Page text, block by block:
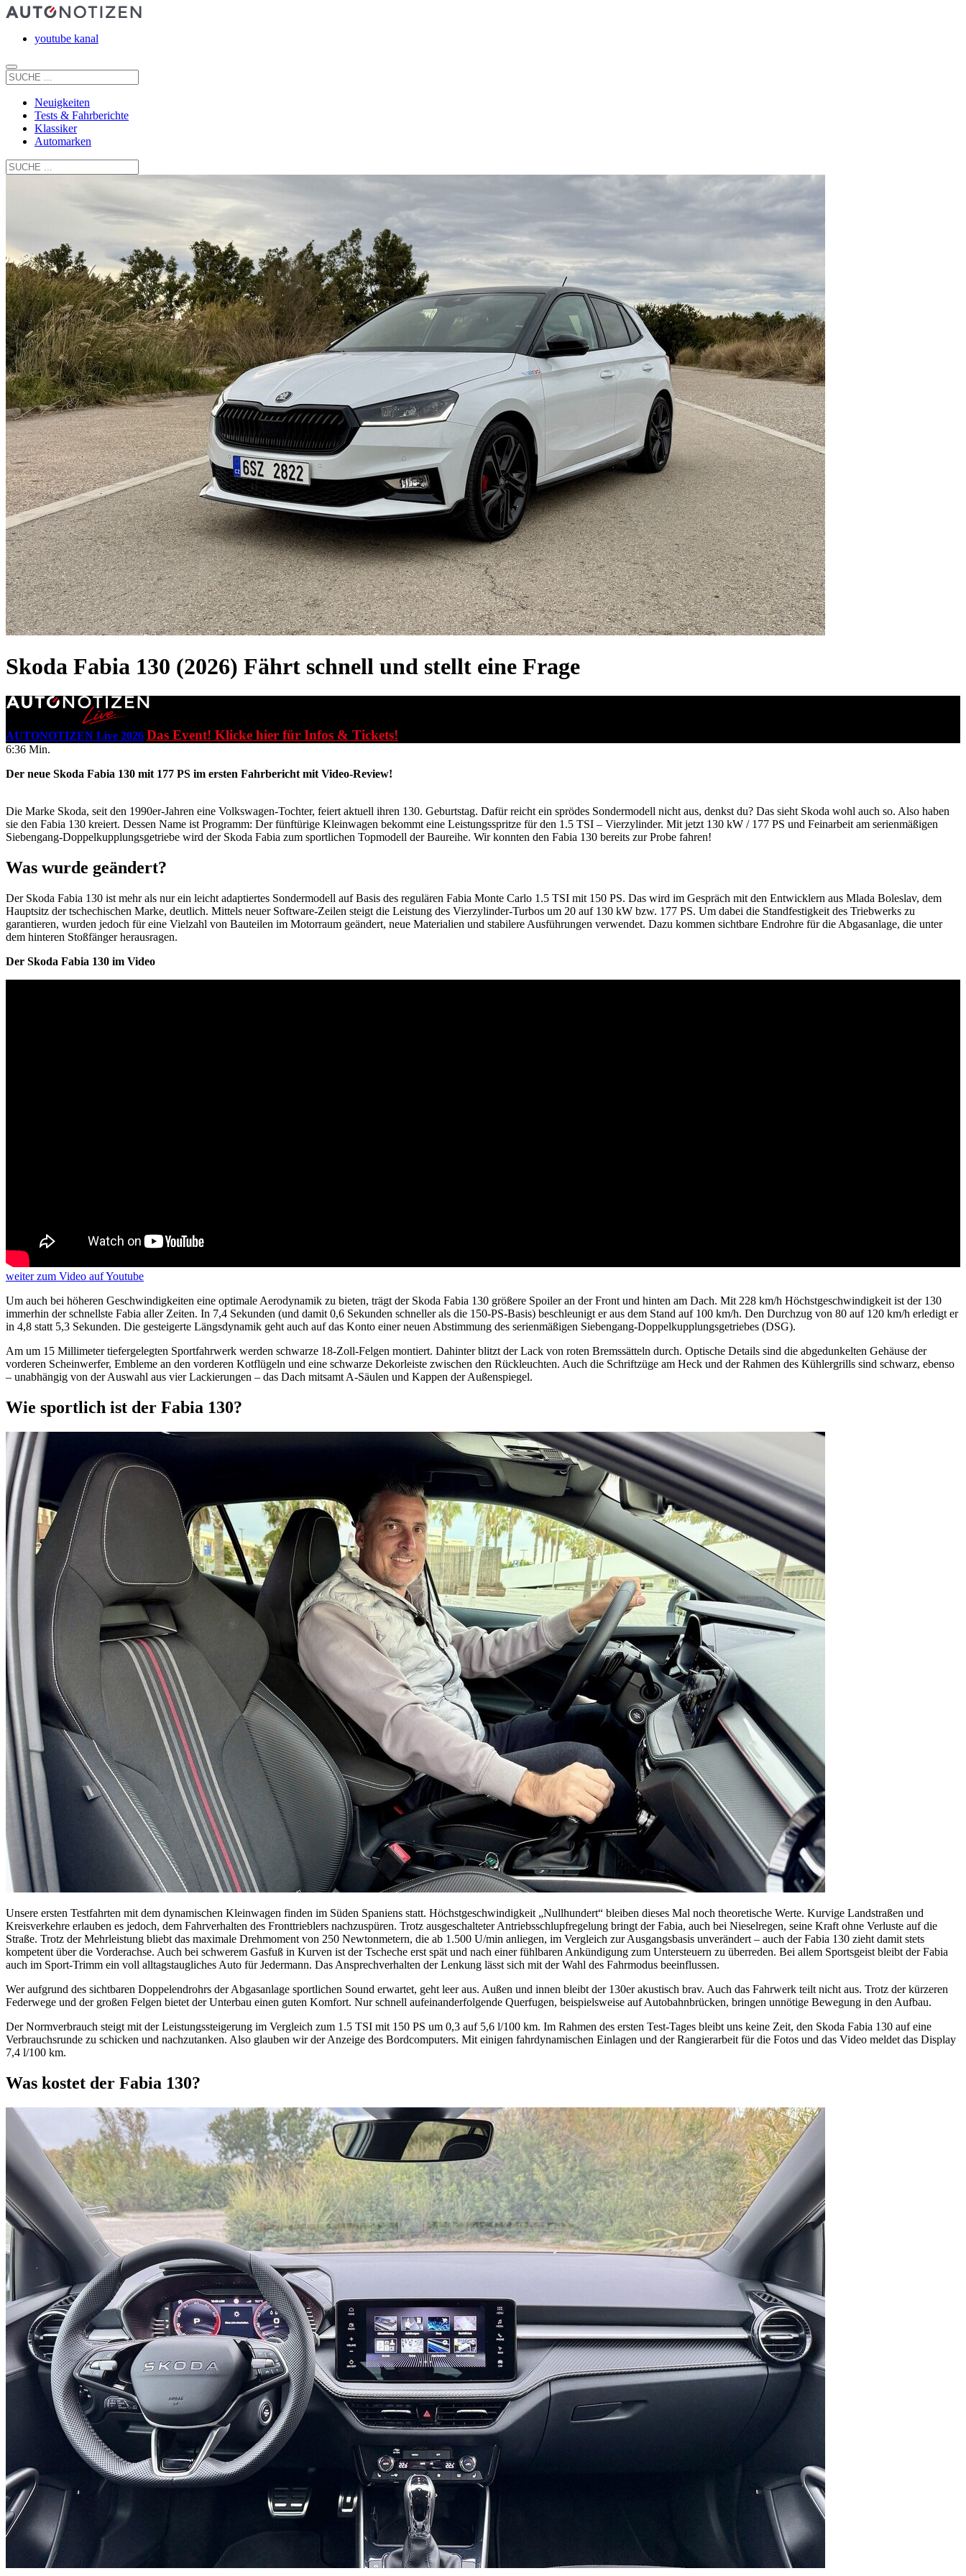
youtube kanal
Neuigkeiten
Tests & Fahrberichte
Klassiker
Automarken
Skoda Fabia 130 (2026) Fährt schnell und stellt eine Frage
AUTONOTIZEN Live 2026 Das Event! Klicke hier für Infos & Tickets!
6:36 Min.
Der neue Skoda Fabia 130 mit 177 PS im ersten Fahrbericht mit Video-Review!
Die Marke Skoda, seit den 1990er-Jahren eine Volkswagen-Tochter, feiert aktuell ihren 130. Geburtstag. Dafür reicht ein sprödes Sondermodell nicht aus, denkst du? Das sieht Skoda wohl auch so. Also haben
sie den Fabia 130 kreiert. Dessen Name ist Programm: Der fünftürige Kleinwagen bekommt eine Leistungsspritze für den 1.5 TSI – Vierzylinder. Mit jetzt 130 kW / 177 PS und Feinarbeit am serienmäßigen
Siebengang-Doppelkupplungsgetriebe wird der Skoda Fabia zum sportlichen Topmodell der Baureihe. Wir konnten den Fabia 130 bereits zur Probe fahren!
Was wurde geändert?
Der Skoda Fabia 130 ist mehr als nur ein leicht adaptiertes Sondermodell auf Basis des regulären Fabia Monte Carlo 1.5 TSI mit 150 PS. Das wird im Gespräch mit den Entwicklern aus Mlada Boleslav, dem
Hauptsitz der tschechischen Marke, deutlich. Mittels neuer Software-Zeilen steigt die Leistung des Vierzylinder-Turbos um 20 auf 130 kW bzw. 177 PS. Um dabei die Standfestigkeit des Triebwerks zu
garantieren, wurden jedoch für eine Vielzahl von Bauteilen im Motorraum geändert, neue Materialien und stabilere Ausführungen verwendet. Dazu kommen sichtbare Endrohre für die Abgasanlage, die unter
dem hinteren Stoßfänger herausragen.
Der Skoda Fabia 130 im Video
weiterzum Video auf Youtube
Um auch bei höheren Geschwindigkeiten eine optimale Aerodynamik zu bieten, trägt der Skoda Fabia 130 größere Spoiler an der Front und hinten am Dach. Mit 228 km/h Höchstgeschwindigkeit ist der 130
immerhin der schnellste Fabia aller Zeiten. In 7,4 Sekunden (und damit 0,6 Sekunden schneller als die 150-PS-Basis) beschleunigt er aus dem Stand auf 100 km/h. Den Durchzug von 80 auf 120 km/h erledigt er
in 4,8 statt 5,3 Sekunden. Die gesteigerte Längsdynamik geht auch auf das Konto einer neuen Abstimmung des serienmäßigen Siebengang-Doppelkupplungsgetriebes (DSG).
Am um 15 Millimeter tiefergelegten Sportfahrwerk werden schwarze 18-Zoll-Felgen montiert. Dahinter blitzt der Lack von roten Bremssätteln durch. Optische Details sind die abgedunkelten Gehäuse der
vorderen Scheinwerfer, Embleme an den vorderen Kotflügeln und eine schwarze Dekorleiste zwischen den Rückleuchten. Auch die Schriftzüge am Heck und der Rahmen des Kühlergrills sind schwarz, ebenso
– unabhängig von der Auswahl aus vier Lackierungen – das Dach mitsamt A-Säulen und Kappen der Außenspiegel.
Wie sportlich ist der Fabia 130?
Unsere ersten Testfahrten mit dem dynamischen Kleinwagen finden im Süden Spaniens statt. Höchstgeschwindigkeit „Nullhundert“ bleiben dieses Mal noch theoretische Werte. Kurvige Landstraßen und
Kreisverkehre erlauben es jedoch, dem Fahrverhalten des Fronttrieblers nachzuspüren. Trotz ausgeschalteter Antriebsschlupfregelung bringt der Fabia, auch bei Nieselregen, seine Kraft ohne Verluste auf die
Straße. Trotz der Mehrleistung bliebt das maximale Drehmoment von 250 Newtonmetern, die ab 1.500 U/min anliegen, im Vergleich zur Ausgangsbasis unverändert – auch der Fabia 130 zieht damit stets
kompetent über die Vorderachse. Auch bei schwerem Gasfuß in Kurven ist der Tscheche erst spät und nach einer fühlbaren Ankündigung zum Untersteuern zu überreden. Bei allem Sportsgeist bleibt der Fabia
auch im Sport-Trimm ein voll alltagstaugliches Auto für Jedermann. Das Ansprechverhalten der Lenkung lässt sich mit der Wahl des Fahrmodus beeinflussen.
Wer aufgrund des sichtbaren Doppelendrohrs der Abgasanlage sportlichen Sound erwartet, geht leer aus. Außen und innen bleibt der 130er akustisch brav. Auch das Fahrwerk teilt nicht aus. Trotz der kürzeren
Federwege und der großen Felgen bietet der Unterbau einen guten Komfort. Nur schnell aufeinanderfolgende Querfugen, beispielsweise auf Autobahnbrücken, bringen unnötige Bewegung in den Aufbau.
Der Normverbrauch steigt mit der Leistungssteigerung im Vergleich zum 1.5 TSI mit 150 PS um 0,3 auf 5,6 l/100 km. Im Rahmen des ersten Test-Tages bleibt uns keine Zeit, den Skoda Fabia 130 auf eine
Verbrauchsrunde zu schicken und nachzutanken. Also glauben wir der Anzeige des Bordcomputers. Mit einigen fahrdynamischen Einlagen und der Rangierarbeit für die Fotos und das Video meldet das Display
7,4 l/100 km.
Was kostet der Fabia 130?